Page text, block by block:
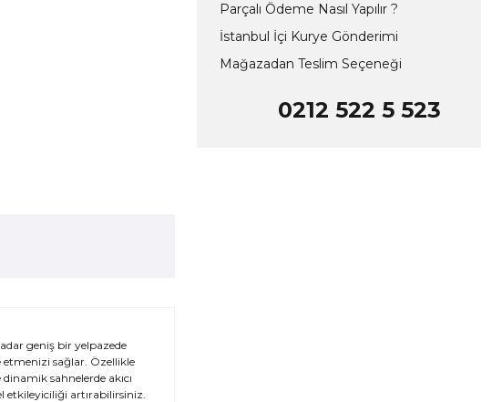
Parçalı Ödeme Nasıl Yapılır ?
İstanbul İçi Kurye Gönderimi
Mağazadan Teslim Seçeneği
0212 522 5 523
geniş bir yelpazede
etmenizi sağlar. Özellikle
sahnelerde akıcı
etkileyiciliği artırabilirsiniz.